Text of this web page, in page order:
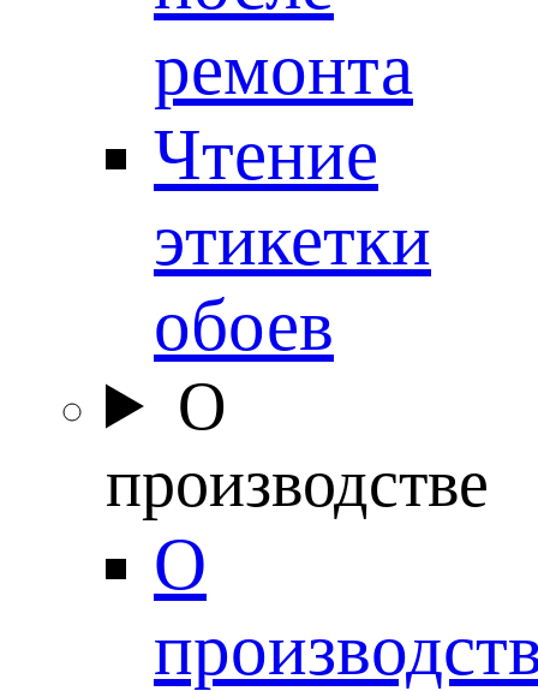
ремонта
Чтение
этикетки
обоев
О
производстве
О